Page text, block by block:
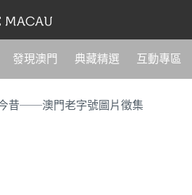
發現澳門 典藏精選 互動專區
昔──澳門老字號圖片徵集